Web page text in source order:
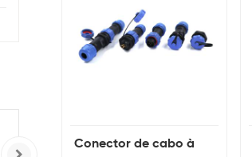
Conector de cabo à